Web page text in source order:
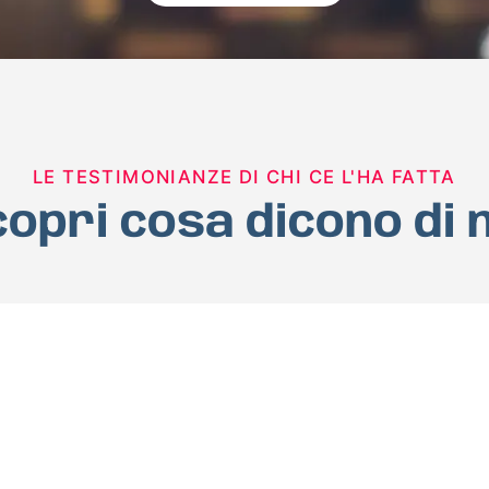
LE TESTIMONIANZE DI CHI CE L'HA FATTA
cosa dicono di